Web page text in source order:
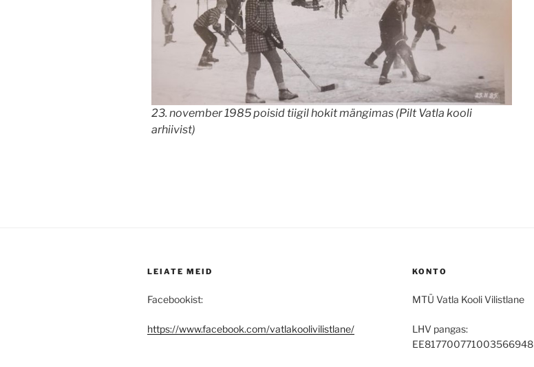
23. november 1985 poisid tiigil hokit mängimas (Pilt Vatla kooli
arhiivist)
LEIATE MEID
Facebookist:
https://www.facebook.com/vatlakoolivilistlane/
KONTO
MTÜ Vatla Kooli Vilistlane
LHV pangas:
EE817700771003566948